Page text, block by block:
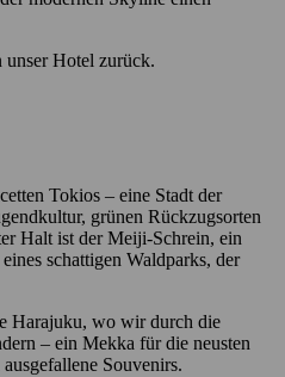
Hotel zurück.
Tokios – eine Stadt der
grünen Rückzugsorten
Halt ist der Meiji-Schrein, ein
schattigen Waldparks, der
Harajuku, wo wir durch die
– ein Mekka für die neusten
Souvenirs.